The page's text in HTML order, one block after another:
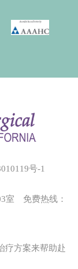
号-1
室 免费热线：
疗方案来帮助赴